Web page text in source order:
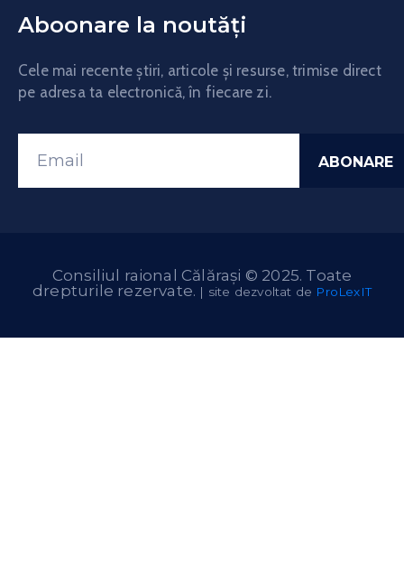
Aboonare la noutăți
Cele mai recente știri, articole și resurse, trimise direct
pe adresa ta electronică, în fiecare zi.
Consiliul raional Călărași © 2025. Toate
drepturile rezervate. | site dezvoltat de ProLexIT